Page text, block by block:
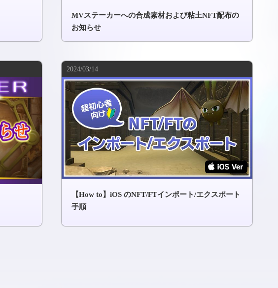
MVステーカーへの合成素材および粘土NFT配布の
お知らせ
2024/03/14
【How to】iOS のNFT/FTインポート/エクスポート
手順